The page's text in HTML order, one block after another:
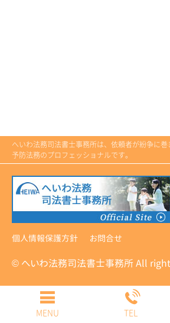
へいわ法務司法書士事務所は、依頼者が紛争に
予防法務のプロフェッショナルです。
個人情報保護方針 お問合せ
© へいわ法務司法書士事務所 All
MENU TEL